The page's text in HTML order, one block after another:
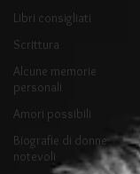
Libri consigliati
Scrittura
Alcune memorie
personali
Amori possibili
Biografie di donne
notevoli